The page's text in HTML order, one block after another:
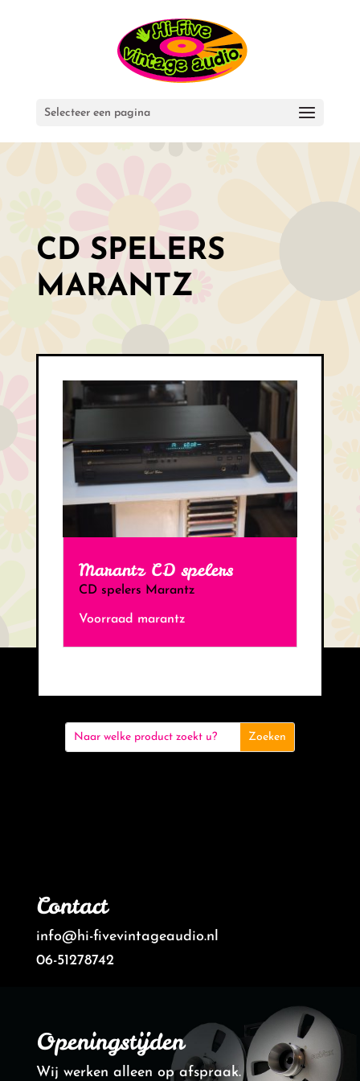
Selecteer een pagina
CD SPELERS
MARANTZ
Marantz CD spelers
CD spelers Marantz
Voorraad marantz
Contact
info@hi-fivevintageaudio.nl
06-51278742
Openingstijden
Wij werken alleen op afspraak.